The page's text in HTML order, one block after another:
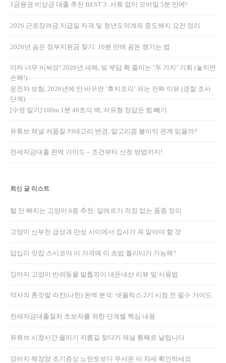
1금융권 비상금 대출 추천 BEST 3: 서류 없이 모바일 5분 만에!
2026 근로장려금 지급일 자격 및 청년도약계좌 중도해지 요건 정리
2026년 숨은 정부지원금 찾기: 10분 만에 꽁돈 챙기는 법
이자 너무 비싸요! 2026년 새해, 빚 부담 확 줄이는 ‘두 가지’ 기회 (놓치면
손해!)
운전자 보험, 2026년에 안 바꾸면 ‘휴지조각’ 되는 진짜 이유 (경찰 조사
단계)
[수영 일기] 100m 1분 40초의 벽, 자유형 정답은 힘 빼기
유튜브 채널 저품질 카테고리 변경, 알고리즘 불이익 관계 있을까?
전세자금대출 완벽 가이드 – 조건부터 신청 방법까지!
최신 글 리스트
털 안 빠지는 고양이 6종 추천: 알레르기 걱정 없는 품종 정리
고양이 신부전 급성과 만성 사이에서 집사가 꼭 알아야 할 것
답십리 맛집 스시코야 이 가격에 이 초밥 퀄리티가 가능해?
강아지 고양이 반려동물 발톱깎이 내돈내산 리뷰 및 사용법
약사의 혼잣말 라칸(나한) 완벽 분석: 넷플릭스 2기 시청 전 필수 가이드
전세자금대출절차 초보자를 위한 단계별 핵심 내용
유튜브 시청시간 올리기 지름길 찾다가 채널 통째로 날립니다
강아지 췌장염 초기증상 노란토보다 무서운 이 자세 확인하세요